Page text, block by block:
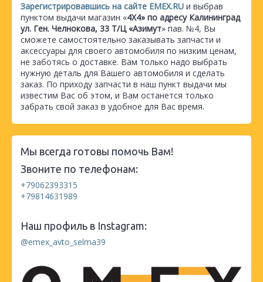
Зарегистрировавшись на сайте EMEX.RU и выбрав
пунктом выдачи магазин «4Х4» по адресу Калининград
ул. Ген. Челнокова, 33 Т/Ц «Азимут» пав. №4, Вы
сможете самостоятельно заказывать запчасти и
аксессуары для своего автомобиля по низким ценам,
не заботясь о доставке. Вам только надо выбрать
нужную деталь для Вашего автомобиля и сделать
заказ. По приходу запчасти в наш пункт выдачи мы
известим Вас об этом, и Вам останется только
забрать свой заказ в удобное для Вас время.
Мы всегда готовы помочь Вам!
Звоните по телефонам:
+79062393315
+79814631989
Наш профиль в Instagram:
@emex_avto_selma39